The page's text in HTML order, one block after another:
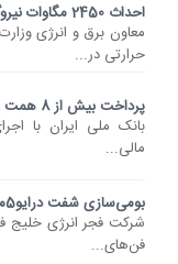
احداث 2450 مگاوات نیروگاه حرارتی جدید در یک سال...
حرارتی در...
پرداخت بیش از 8 همت وام ازدواج به زوج‌های جوان...
بانک ملی ایران با
مالی...
بومی‌سازی شفت درایو5متری فایبرکربن برای...
شرکت فجر انرژی خلیج
فن‌های...